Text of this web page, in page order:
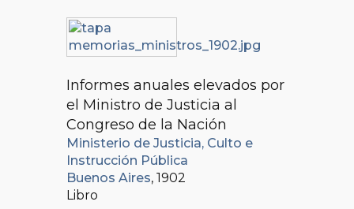
Informes anuales elevados por
el Ministro de Justicia al
Congreso de la Nación
Ministerio de Justicia, Culto e
Instrucción Pública
Buenos Aires, 1902
Libro